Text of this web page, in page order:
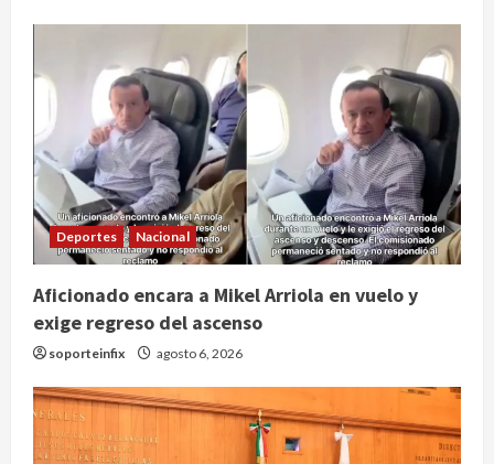
Deportes Nacional
Aficionado encara a Mikel Arriola en vuelo y
exige regreso del ascenso
soporteinfix agosto 6, 2026
2
vida social a la de los hijos
agosto 6, 2026
Bacterias en el semen también
condicionan el éxito del embarazo:
estudio cambia el foco al